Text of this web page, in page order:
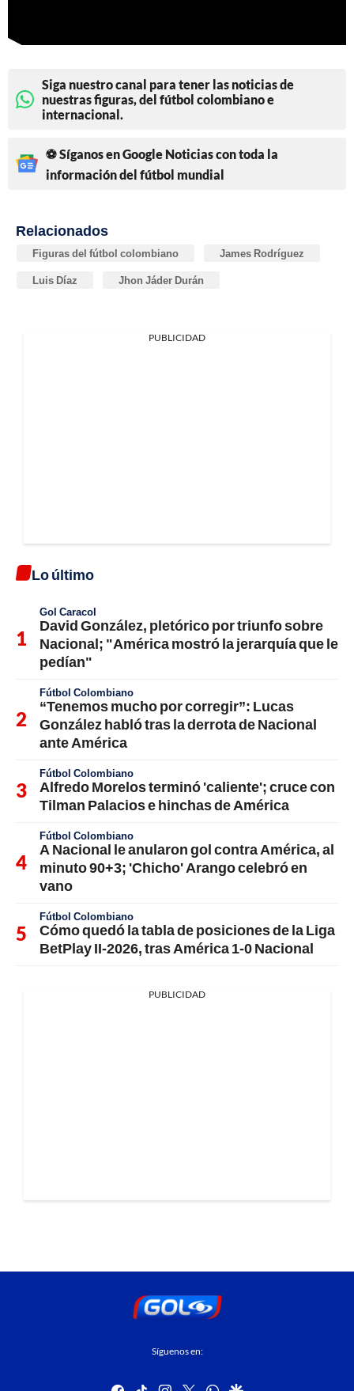
Siga nuestro canal para tener las noticias de
nuestras figuras, del fútbol colombiano e
internacional.
⚽ Síganos en Google Noticias con toda la
información del fútbol mundial
Relacionados
Figuras del fútbol colombiano James Rodríguez
Luis Díaz Jhon Jáder Durán
PUBLICIDAD
Lo último
Gol Caracol
David González, pletórico por triunfo sobre
Nacional; "América mostró la jerarquía que le
pedían"
Fútbol Colombiano
“Tenemos mucho por corregir”: Lucas
González habló tras la derrota de Nacional
ante América
Fútbol Colombiano
Alfredo Morelos terminó 'caliente'; cruce con
Tilman Palacios e hinchas de América
Fútbol Colombiano
A Nacional le anularon gol contra América, al
minuto 90+3; 'Chicho' Arango celebró en
vano
Fútbol Colombiano
Cómo quedó la tabla de posiciones de la Liga
BetPlay II-2026, tras América 1-0 Nacional
PUBLICIDAD
Síguenos en: